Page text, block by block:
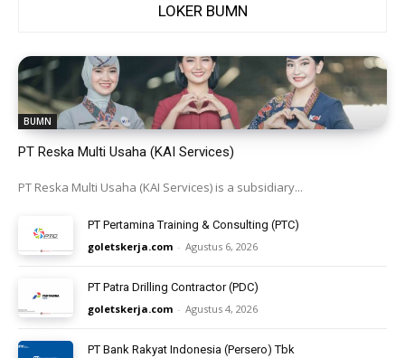
LOKER BUMN
BUMN
PT Reska Multi Usaha (KAI Services)
PT Reska Multi Usaha (KAI Services) is a subsidiary...
PT Pertamina Training & Consulting (PTC)
goletskerja.com - Agustus 6, 2026
PT Patra Drilling Contractor (PDC)
goletskerja.com - Agustus 4, 2026
PT Bank Rakyat Indonesia (Persero) Tbk